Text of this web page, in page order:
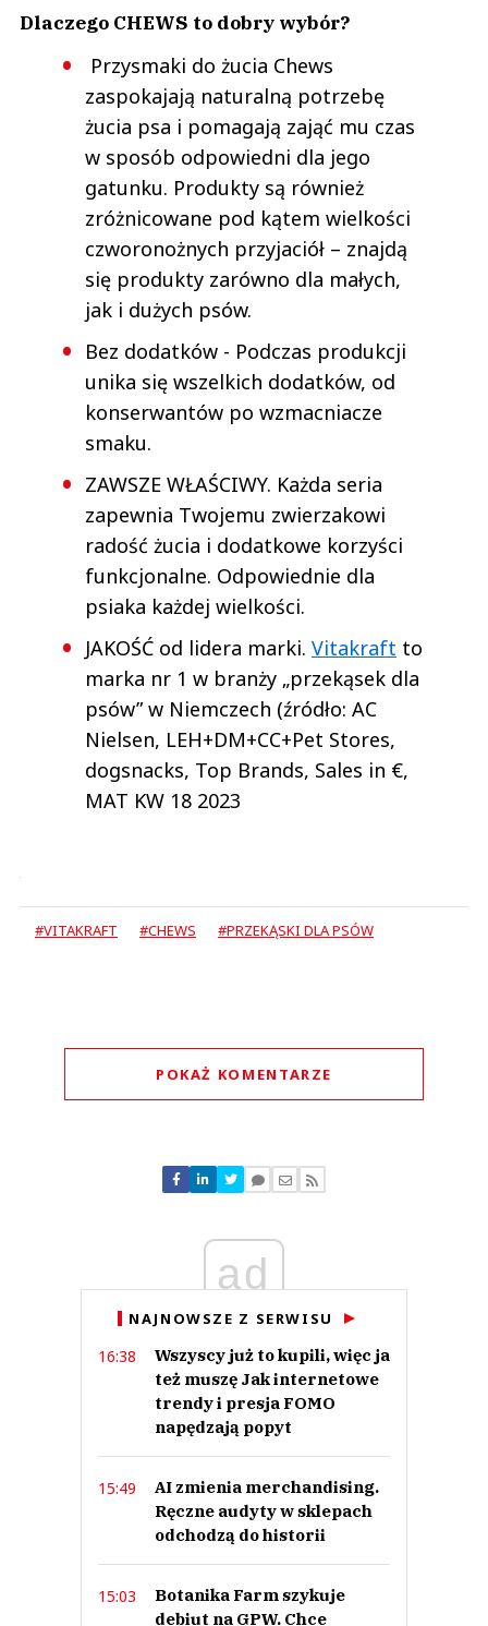
Dlaczego CHEWS to dobry wybór?
Przysmaki do żucia Chews
zaspokajają naturalną potrzebę
żucia psa i pomagają zająć mu czas
w sposób odpowiedni dla jego
gatunku. Produkty są również
zróżnicowane pod kątem wielkości
czworonożnych przyjaciół – znajdą
się produkty zarówno dla małych,
jak i dużych psów.
Bez dodatków - Podczas produkcji
unika się wszelkich dodatków, od
konserwantów po wzmacniacze
smaku.
ZAWSZE WŁAŚCIWY. Każda seria
zapewnia Twojemu zwierzakowi
radość żucia i dodatkowe korzyści
funkcjonalne. Odpowiednie dla
psiaka każdej wielkości.
JAKOŚĆ od lidera marki. Vitakraft to
marka nr 1 w branży „przekąsek dla
psów” w Niemczech (źródło: AC
Nielsen, LEH+DM+CC+Pet Stores,
dogsnacks, Top Brands, Sales in €,
MAT KW 18 2023
#VITAKRAFT #CHEWS #PRZEKĄSKI DLA PSÓW
POKAŻ KOMENTARZE
Nie znaleziono komentarzy
Zostaw swoje komentarze
Anuluj
ad
NAJNOWSZE Z SERWISU
16:38
Wszyscy już to kupili, więc ja
też muszę Jak internetowe
trendy i presja FOMO
napędzają popyt
15:49
AI zmienia merchandising.
Ręczne audyty w sklepach
odchodzą do historii
15:03
Botanika Farm szykuje
debiut na GPW. Chce